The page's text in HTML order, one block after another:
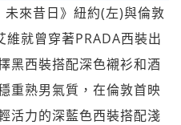
來昔日》紐約(左)與倫敦
就曾穿著PRADA西裝出
黑西裝搭配深色襯衫和酒
重熟男氣質，在倫敦首映
活力的深藍色西裝搭配淺